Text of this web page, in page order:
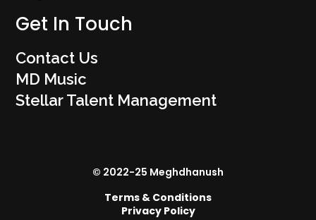
Get In Touch
Contact Us
MD Music
Stellar Talent Management
© 2022-25 Meghdhanush
Terms & Conditions
Privacy Policy